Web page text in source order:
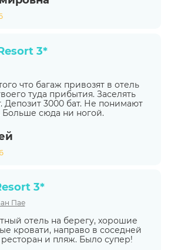
3*
что багаж привозят в отель
туда прибытия. Заселять
Депозит 3000 бат. Не понимают
Больше сюда ни ногой.
3*
Пае
отель на берегу, хорошие
кровати, направо в соседней
и пляж. Было супер!